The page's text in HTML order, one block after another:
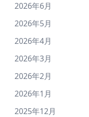
2026年6月
2026年5月
2026年4月
2026年3月
2026年2月
2026年1月
2025年12月